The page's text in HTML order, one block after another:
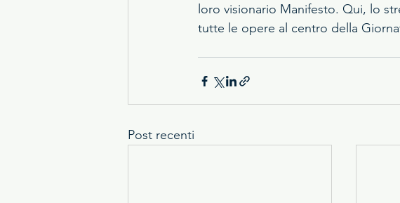
loro visionario Manifesto. Qui, lo
tutte le opere al centro della
Post recenti